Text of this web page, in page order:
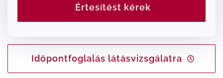
Értesítést kérek
Időpontfoglalás látásvizsgálatra